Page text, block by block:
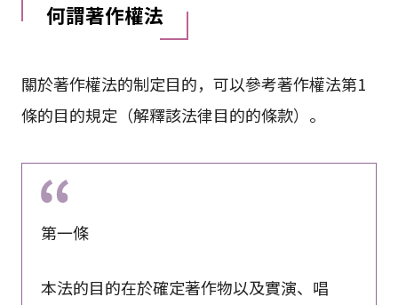
何謂著作權法
關於著作權法的制定目的，可以參考著作權法第1
條的目的規定（解釋該法律目的的條款）。
第一條
本法的目的在於確定著作物以及實演、唱